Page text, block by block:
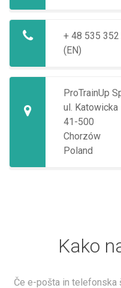
+ 48 535
(EN)
ProTrainUp
ul. Katowicka
41-500
Chorzów
Poland
Kako
Če e-pošta in